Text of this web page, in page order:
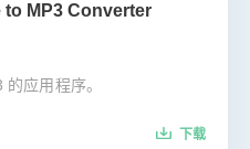
to MP3 Converter
应用程序。
下载